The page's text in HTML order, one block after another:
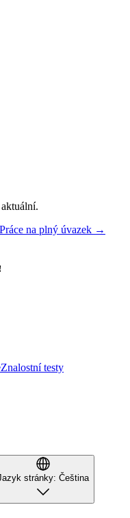
Práce na plný úvazek →
Znalostní testy
stránky: Čeština